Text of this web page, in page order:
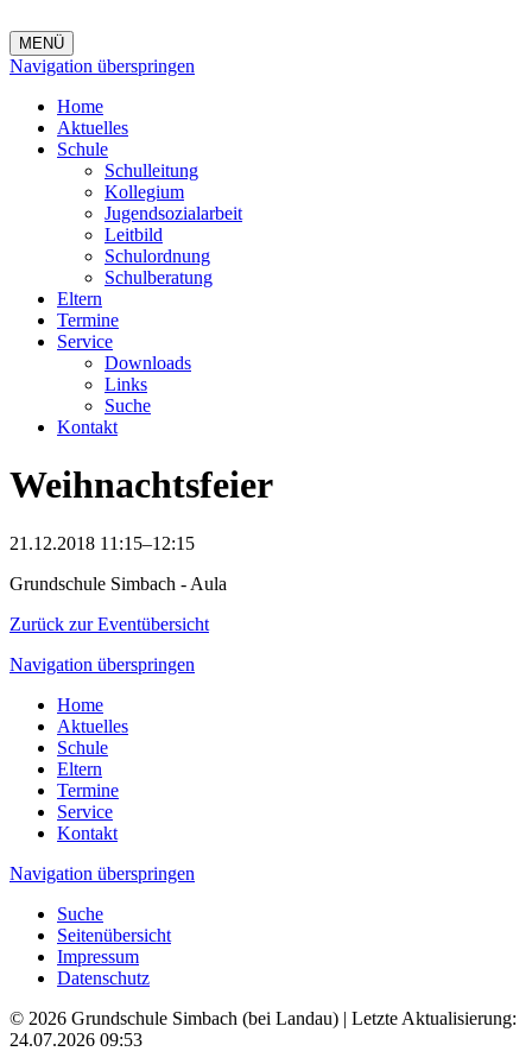
MENÜ
Navigation überspringen
Home
Aktuelles
Schule
Schulleitung
Kollegium
Jugendsozialarbeit
Leitbild
Schulordnung
Schulberatung
Eltern
Termine
Service
Downloads
Links
Suche
Kontakt
Weihnachtsfeier
21.12.2018 11:15–12:15
Grundschule Simbach - Aula
Zurück zur Eventübersicht
Navigation überspringen
Home
Aktuelles
Schule
Eltern
Termine
Service
Kontakt
Navigation überspringen
Suche
Seitenübersicht
Impressum
Datenschutz
© 2026 Grundschule Simbach (bei Landau) | Letzte Aktualisierung:
24.07.2026 09:53